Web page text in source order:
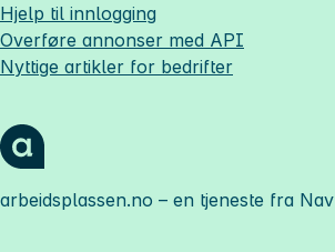
Hjelp til innlogging
Overføre annonser med API
Nyttige artikler for bedrifter
arbeidsplassen.no – en tjeneste fra Nav